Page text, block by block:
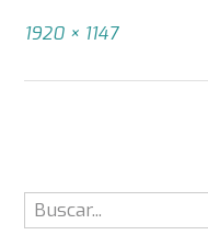
Tamaño
1920 × 1147
entrada